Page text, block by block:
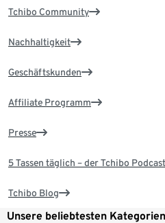
Tchibo Community
Nachhaltigkeit
Geschäftskunden
Affiliate Programm
Presse
5 Tassen täglich – der Tchibo Podcast
Tchibo Blog
Unsere beliebtesten Kategorien